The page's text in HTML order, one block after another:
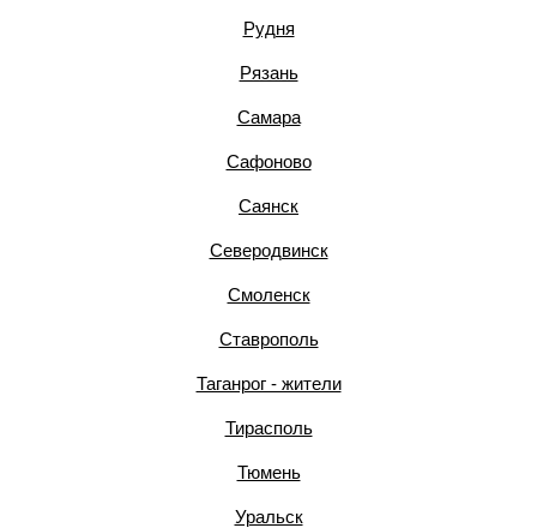
Рудня
Рязань
Самара
Сафоново
Саянск
Северодвинск
Смоленск
Ставрополь
Таганрог - жители
Тирасполь
Тюмень
Уральск